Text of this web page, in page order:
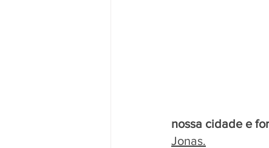
nossa cidade e
Jonas.